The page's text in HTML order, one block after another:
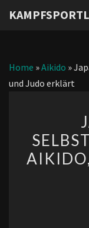
Home »Aikido »
und Judo erklärt